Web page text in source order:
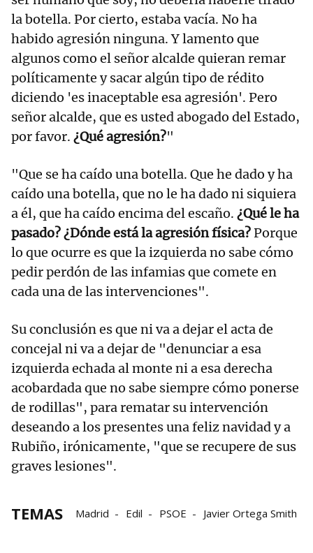
la botella. Por cierto, estaba vacía. No ha
habido agresión ninguna. Y lamento que
algunos como el señor alcalde quieran remar
políticamente y sacar algún tipo de rédito
diciendo 'es inaceptable esa agresión'. Pero
señor alcalde, que es usted abogado del Estado,
por favor. ¿Qué agresión?"
"Que se ha caído una botella. Que he dado y ha
caído una botella, que no le ha dado ni siquiera
a él, que ha caído encima del escaño. ¿Qué le ha
pasado? ¿Dónde está la agresión física?Porque
lo que ocurre es que la izquierda no sabe cómo
pedir perdón de las infamias que comete en
cada una de las intervenciones".
Su conclusión es que ni va a dejar el acta de
concejal ni va a dejar de "denunciar a esa
izquierda echada al monte ni a esa derecha
acobardada que no sabe siempre cómo ponerse
de rodillas", para rematar su intervención
deseando a los presentes una feliz navidad y a
Rubiño, irónicamente, "que se recupere de sus
graves lesiones".
TEMAS Madrid Edil PSOE Javier Ortega Smith